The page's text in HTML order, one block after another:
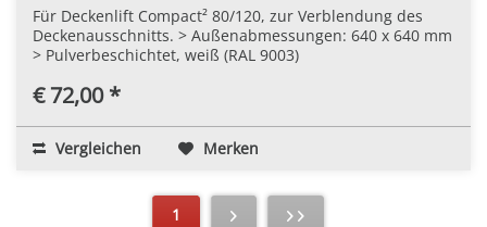
Für Deckenlift Compact² 80/120, zur Verblendung des
Deckenausschnitts. > Außenabmessungen: 640 x 640 mm
> Pulverbeschichtet, weiß (RAL 9003)
€ 72,00 *
Vergleichen Merken
1